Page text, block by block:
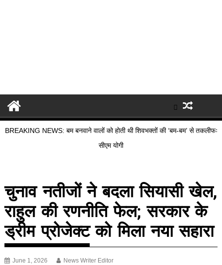
BREAKING NEWS: बम बनवाने वालों को होती थी शिवभक्तों की ‘बम-बम’ से तकलीफः
सीएम योगी
चुनाव नतीजों ने बदला सियासी खेल,
राहुल की रणनीति फेल; सरकार के
ड्रीम प्रोजेक्ट को मिला नया सहारा
June 1, 2026 News Writer Editor